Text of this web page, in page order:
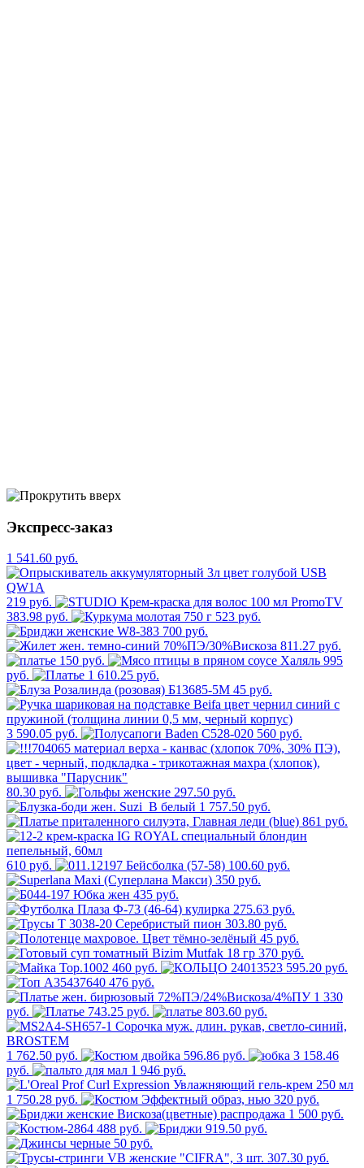
Экспресс-заказ
1 541.60 руб.
219 руб.
383.98 руб.
523 руб.
700 руб.
811.27 руб.
150 руб.
995
руб.
1 610.25 руб.
45 руб.
3 590.05 руб. 560 руб.
80.30 руб.
297.50 руб.
1 757.50 руб.
861 руб.
610 руб.
100.60 руб.
350 руб.
435 руб.
275.63 руб.
303.80 руб.
45 руб.
370 руб.
460 руб.
595.20 руб.
476 руб.
1 330
руб.
743.25 руб. 803.60 руб.
1 762.50 руб. 596.86 руб.
3 158.46
руб.
1 946 руб.
1 750.28 руб.
320 руб.
1 500 руб.
488 руб.
919.50 руб.
50 руб.
307.30 руб.